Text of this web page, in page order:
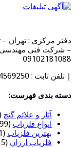
دفتر مرکزی : تهران –
– شرکت فنی مهندسی
09102181088
| تلفن ثابت : 44569250-021 | ساعات تماس همه روزه 9 الی 17
دسته بندی فهرست:
آثار و علائم گنج
انواع فلزیاب (199)
بهترین فلزیاب (61)
فلزیاب ارزان (35)